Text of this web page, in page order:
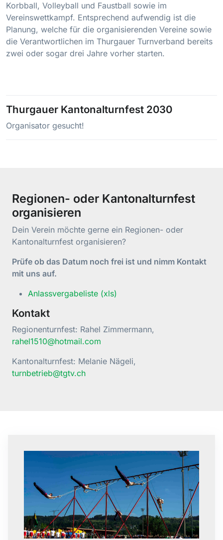
Korbball, Volleyball und Faustball sowie im
Vereinswettkampf. Entsprechend aufwendig ist die
Planung, welche für die organisierenden Vereine sowie
die Verantwortlichen im Thurgauer Turnverband bereits
zwei oder sogar drei Jahre vorher starten.
Thurgauer Kantonalturnfest 2030
Organisator gesucht!
Regionen- oder Kantonalturnfest
organisieren
Dein Verein möchte gerne ein Regionen- oder
Kantonalturnfest organisieren?
Prüfe ob das Datum noch frei ist und nimm Kontakt
mit uns auf.
Anlassvergabeliste (xls)
Kontakt
Regionenturnfest: Rahel Zimmermann,
rahel1510@hotmail.com
Kantonalturnfest: Melanie Nägeli,
turnbetrieb@tgtv.ch